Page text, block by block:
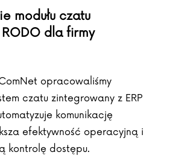
modułu czatu
dla firmy
opracowaliśmy
czatu zintegrowany z ERP
komunikację
efektywność operacyjną i
kontrolę dostępu.